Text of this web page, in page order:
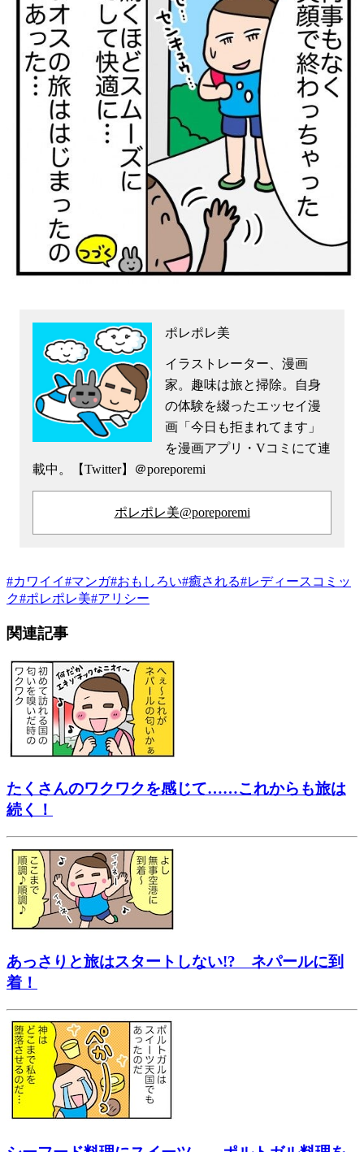
ポレポレ美
イラストレーター、漫画
家。趣味は旅と掃除。自身
の体験を綴ったエッセイ漫
画「今日も拒まれてます」
を漫画アプリ・Vコミにて連
載中。【Twitter】＠poreporemi
ポレポレ美@poreporemi
#カワイイ#マンガ#おもしろい#癒される#レディースコミッ
ク#ポレポレ美#アリシー
関連記事
たくさんのワクワクを感じて……これからも旅は
続く！
あっさりと旅はスタートしない!? ネパールに到
着！